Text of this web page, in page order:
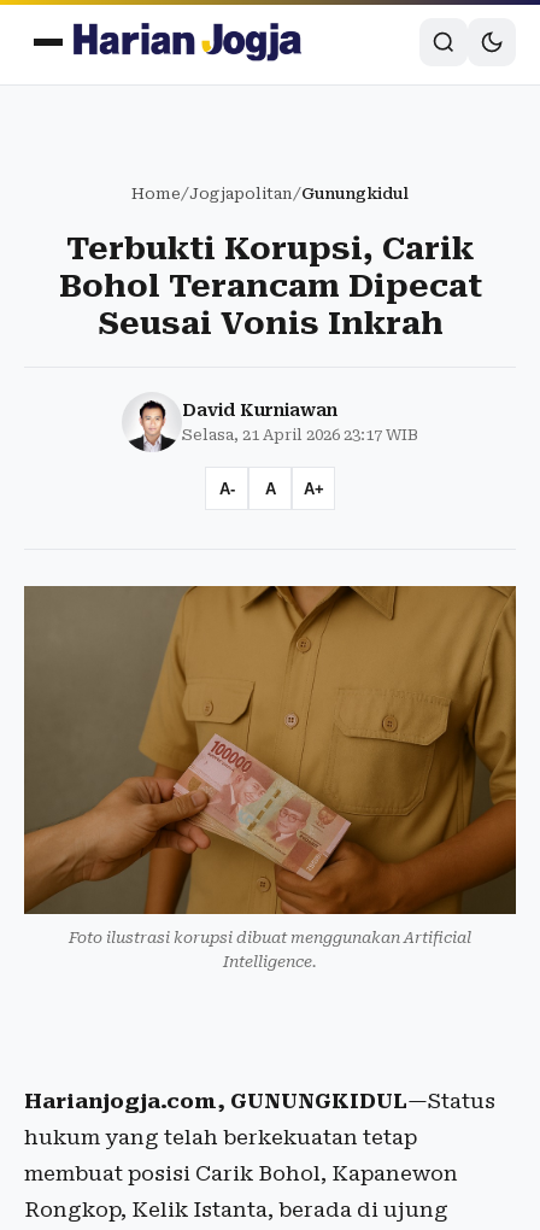
Home/Jogjapolitan/Gunungkidul
Terbukti Korupsi, Carik
Bohol Terancam Dipecat
Seusai Vonis Inkrah
David Kurniawan
Selasa, 21 April 2026 23:17 WIB
A- A A+
Foto ilustrasi korupsi dibuat menggunakan Artificial
Intelligence.
Harianjogja.com, GUNUNGKIDUL—Status
hukum yang telah berkekuatan tetap
membuat posisi Carik Bohol, Kapanewon
Rongkop, Kelik Istanta, berada di ujung